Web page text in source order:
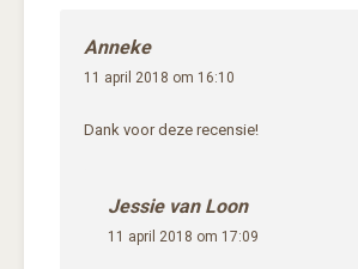
Anneke
11 april 2018 om 16:10
Dank voor deze recensie!
Jessie van Loon
11 april 2018 om 17:09